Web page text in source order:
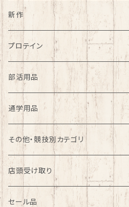
野球
大特価グラブ特集
アウトドア
ファッション
新作
プロテイン
部活用品
バレーボール部
ソフトテニス部
バドミントン部
サッカー部
通学用品
その他・競技別カテゴリ
バレーボール
テニス
店頭受け取り
野球
セール品